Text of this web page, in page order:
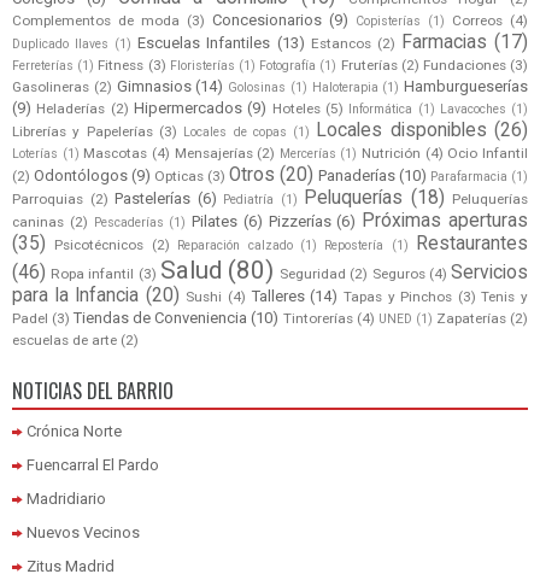
Complementos de moda (3) Concesionarios (9) Copisterías (1) Correos (4)
Duplicado llaves (1) Escuelas Infantiles (13) Estancos (2) Farmacias (17)
Ferreterías (1) Fitness (3) Floristerías (1) Fotografía (1) Fruterías (2) Fundaciones (3)
Gasolineras (2) Gimnasios (14) Golosinas (1) Haloterapia (1) Hamburgueserías
(9) Heladerías (2) Hipermercados (9) Hoteles (5) Informática (1) Lavacoches (1)
Librerías y Papelerías (3) Locales de copas (1) Locales disponibles (26)
Loterías (1) Mascotas (4) Mensajerías (2) Mercerías (1) Nutrición (4) Ocio Infantil
(2) Odontólogos (9) Opticas (3) Otros (20) Panaderías (10) Parafarmacia (1)
Parroquias (2) Pastelerías (6) Pediatría (1) Peluquerías (18) Peluquerías
caninas (2) Pescaderías (1) Pilates (6) Pizzerías (6) Próximas aperturas
(35)
Psicotécnicos (2) Reparación calzado (1) Repostería (1)
Restaurantes
(46) Ropa infantil (3) Salud (80) Seguridad (2) Seguros (4) Servicios
para la Infancia (20) Sushi (4) Talleres (14) Tapas y Pinchos (3) Tenis y
Padel (3) Tiendas de Conveniencia (10) Tintorerías (4) UNED (1) Zapaterías (2)
escuelas de arte (2)
NOTICIAS DEL BARRIO
Crónica Norte
Fuencarral El Pardo
Madridiario
Nuevos Vecinos
Zitus Madrid